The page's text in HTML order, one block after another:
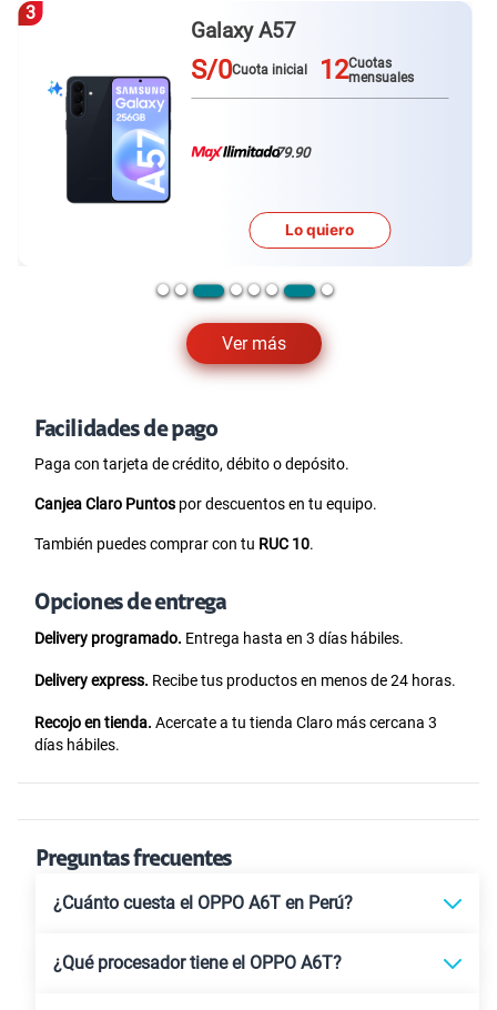
Ver más
3
Galaxy A57
S/0Cuota inicial 12Cuotas
mensuales
79.90
Lo quiero
Facilidades de pago
Paga con tarjeta de crédito, débito o depósito.
Canjea Claro Puntos por descuentos en tu equipo.
También puedes comprar con tu RUC 10.
Opciones de entrega
Delivery programado. Entrega hasta en 3 días hábiles.
Delivery express. Recibe tus productos en menos de 24 horas.
Recojo en tienda. Acercate a tu tienda Claro más cercana 3
días hábiles.
Preguntas frecuentes
¿Cuánto cuesta el OPPO A6T en Perú?
¿Qué procesador tiene el OPPO A6T?